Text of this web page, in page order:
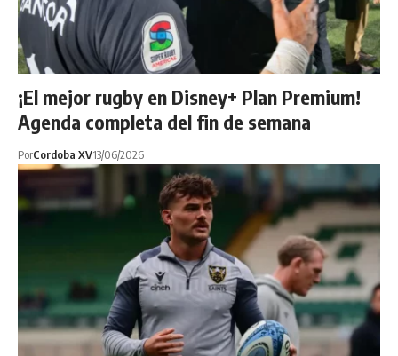
¡El mejor rugby en Disney+ Plan Premium!
Agenda completa del fin de semana
PorCordoba XV13/06/2026